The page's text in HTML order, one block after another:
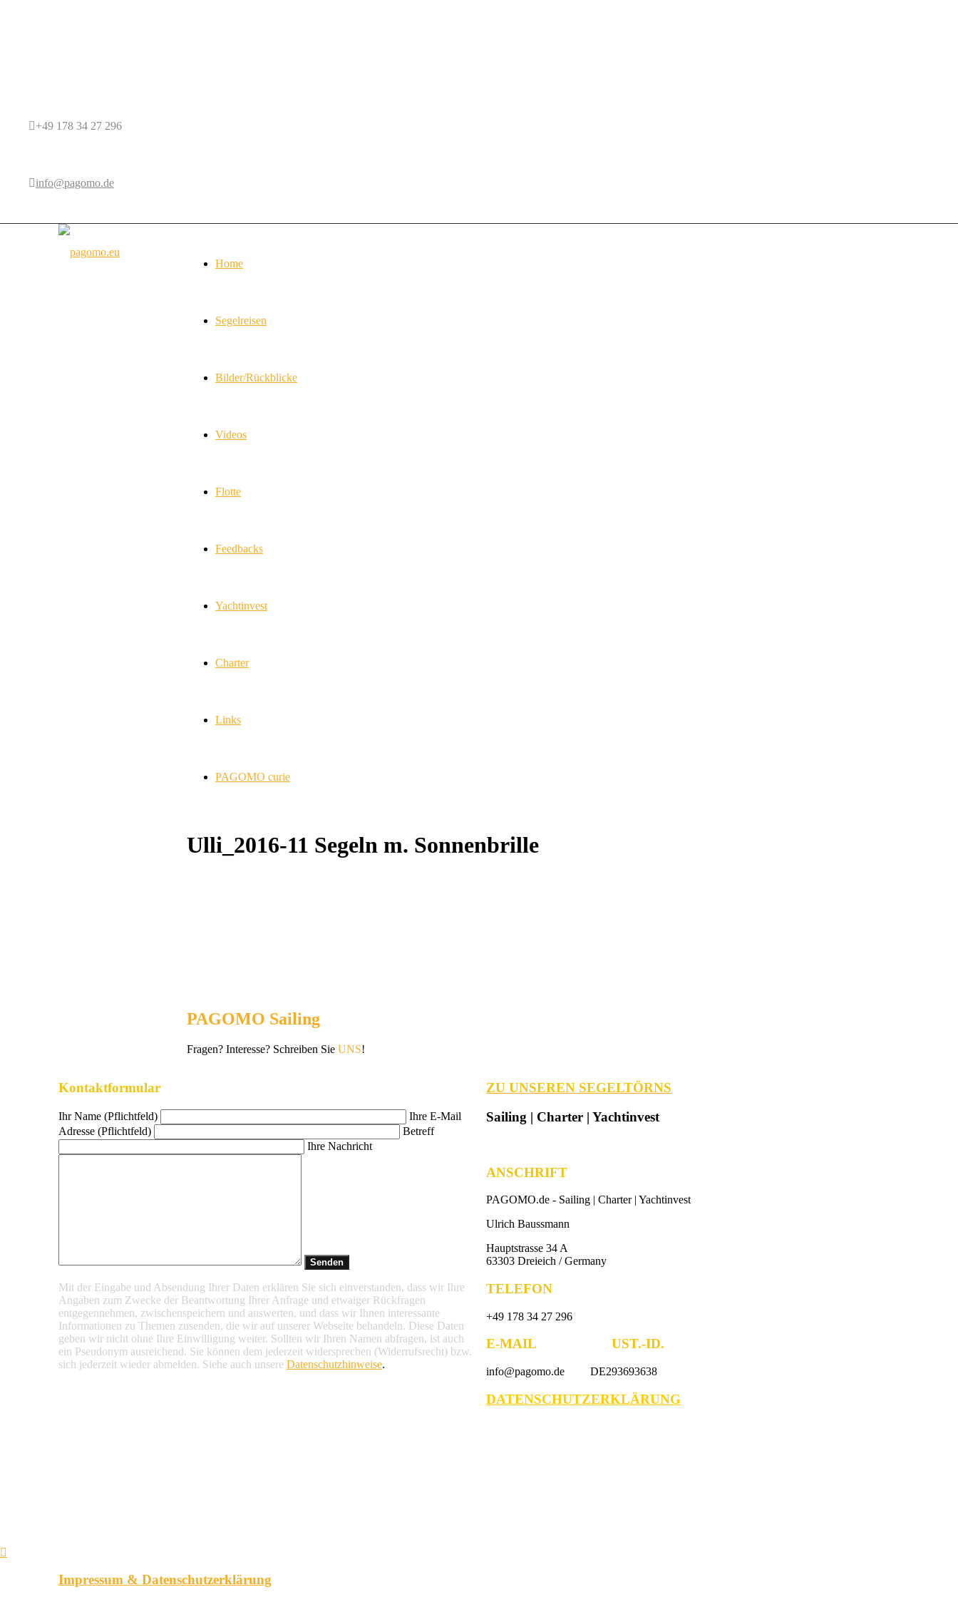
+49 178 34 27 296
info@pagomo.de
Home
Segelreisen
Bilder/Rückblicke
Videos
Flotte
Feedbacks
Yachtinvest
Charter
Links
PAGOMO curie
Ulli_2016-11 Segeln m. Sonnenbrille
PAGOMO Sailing
Fragen? Interesse? Schreiben Sie UNS!
Kontaktformular
Ihr Name (Pflichtfeld)
Ihre E-Mail
Adresse (Pflichtfeld)
Betreff
Ihre Nachricht
Mit der Eingabe und Absendung Ihrer Daten erklären Sie sich einverstanden, dass wir Ihre
Angaben zum Zwecke der Beantwortung Ihrer Anfrage und etwaiger Rückfragen
entgegennehmen, zwischenspeichern und auswerten, und dass wir Ihnen interessante
Informationen zu Themen zusenden, die wir auf unserer Webseite behandeln. Diese Daten
geben wir nicht ohne Ihre Einwilligung weiter. Sollten wir Ihren Namen abfragen, ist auch
ein Pseudonym ausreichend. Sie können dem jederzeit widersprechen (Widerrufsrecht) bzw.
sich jederzeit wieder abmelden. Siehe auch unsere Datenschutzhinweise.
ZU UNSEREN SEGELTÖRNS
Sailing | Charter | Yachtinvest
ANSCHRIFT
PAGOMO.de - Sailing | Charter | Yachtinvest
Ulrich Baussmann
Hauptstrasse 34 A
63303 Dreieich / Germany
TELEFON
+49 178 34 27 296
E-MAIL UST.-ID.
info@pagomo.de DE293693638
DATENSCHUTZERKLÄRUNG
Impressum & Datenschutzerklärung